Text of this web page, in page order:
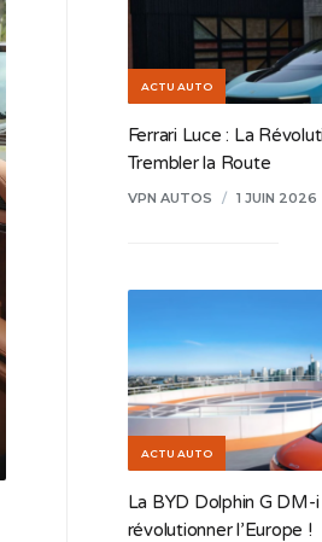
ACTU AUTO
Ferrari Luce : La
Trembler la Route
VPN AUTOS / 1 JUIN 2026
ACTU AUTO
La BYD Dolphin G DM-i
révolutionner l’Europe !